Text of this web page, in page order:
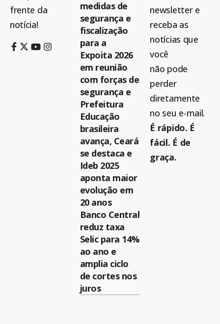
frente da
notícia!
medidas de
segurança e
fiscalização
para a
Expoita 2026
em reunião
com forças de
segurança e
Prefeitura
Educação
brasileira
avança, Ceará
se destaca e
Ideb 2025
aponta maior
evolução em
20 anos
Banco Central
reduz taxa
Selic para 14%
ao ano e
amplia ciclo
de cortes nos
juros
newsletter e
receba as
notícias que
você
não pode
perder
diretamente
no seu e-mail.
É rápido. É
fácil. É de
graça.